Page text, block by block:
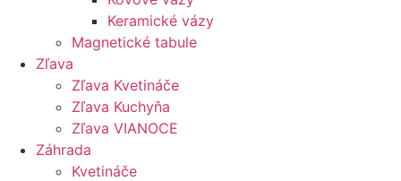
Keramické vázy
Magnetické tabule
Zľava
Zľava Kvetináče
Zľava Kuchyňa
Zľava VIANOCE
Záhrada
Kvetináče